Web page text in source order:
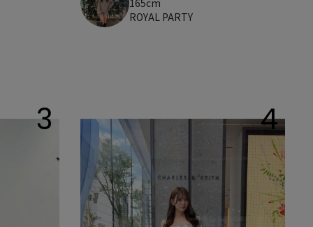
165cm
ROYAL PARTY
3 4